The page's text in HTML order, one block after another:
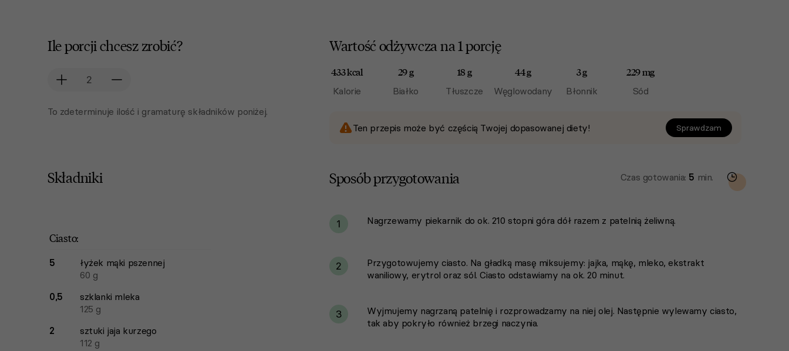
Ile porcji chcesz zrobić?
To zdeterminuje ilość i gramaturę składników poniżej.
Wartość odżywcza na 1 porcję
433 kcal
Kalorie
29 g
Białko
18 g
Tłuszcze
44 g
Węglowodany
3 g
Błonnik
229 mg
Sód
Ten przepis może być częścią Twojej dopasowanej diety! Sprawdzam
Składniki
Ciasto:
5 łyżek mąki pszennej
60 g
0,5
szklanki mleka
125 g
2
sztuki jaja kurzego
112 g
Sposób przygotowania Czas gotowania: 5 min.
1 Nagrzewamy piekarnik do ok. 210 stopni góra dół razem z patelnią żeliwną.
2
Przygotowujemy ciasto. Na gładką masę miksujemy: jajka, mąkę, mleko, ekstrakt
waniliowy, erytrol oraz sól. Ciasto odstawiamy na ok. 20 minut.
3
Wyjmujemy nagrzaną patelnię i rozprowadzamy na niej olej. Następnie wylewamy ciasto,
tak aby pokryło również brzegi naczynia.